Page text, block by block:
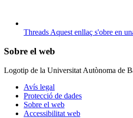
ThreadsAquest enllaç s'obre en
Sobre el web
Logotip de la Universitat Autònoma de
Avís legal
Protecció de dades
Sobre el web
Accessibilitat web